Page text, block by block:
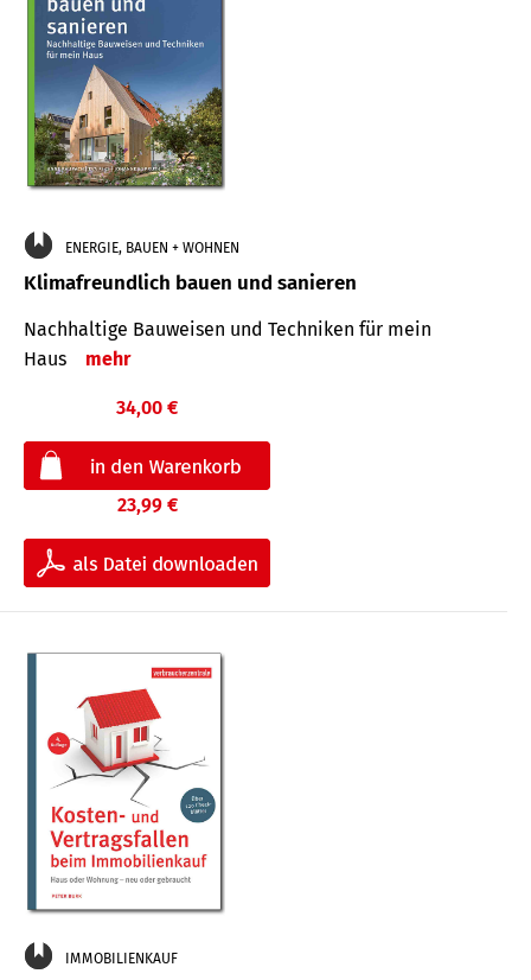
ENERGIE, BAUEN + WOHNEN
Klimafreundlich bauen und sanieren
Nachhaltige Bauweisen und Techniken für mein
Haus
mehr
34,00 €
23,99 €
IMMOBILIENKAUF